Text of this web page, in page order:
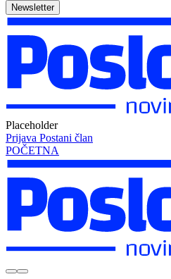
Newsletter
Placeholder
Prijava Postani član
POČETNA